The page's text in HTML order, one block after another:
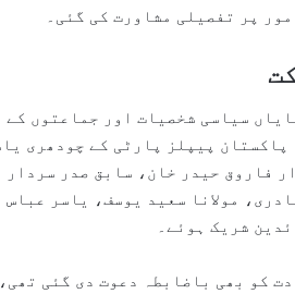
پر تفصیلی مشاورت کی گئی۔
سیاسی شخصیات اور جماعتوں کے
پاکستان پیپلز پارٹی کے چودھری
فاروق حیدر خان، سابق صدر
مولانا سعید یوسف، یاسر
شریک ہوئے۔
کو بھی باضابطہ دعوت دی گئی